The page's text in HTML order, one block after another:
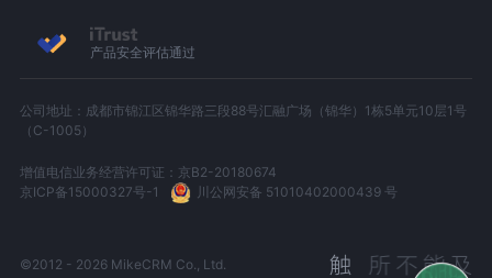
产品安全评估通过
公司地址：成都市锦江区锦华路三段88号汇融广场（锦华）1栋5单元10层1号
（C-1005）
增值电信业务经营许可证：京B2-20180674
京ICP备15000327号-1
川公网安备 51010402000439 号
©2012 - 2026 MikeCRM Co., Ltd.